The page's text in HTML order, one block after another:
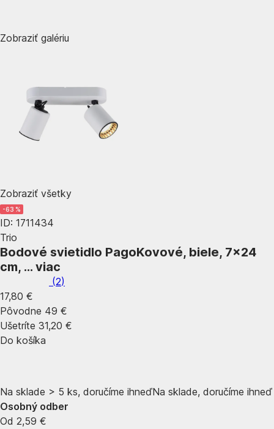
Zobraziť galériu
Zobraziť všetky
-63 %
ID: 1711434
Trio
Bodové svietidlo PagoKovové, biele, 7x24
cm, … viac
(2)
17,80 €
Pôvodne 49 €
Ušetríte 31,20 €
Do košíka
Na sklade > 5 ks, doručíme ihneďNa sklade, doručíme ihneď
Osobný odber
Od 2,59 €